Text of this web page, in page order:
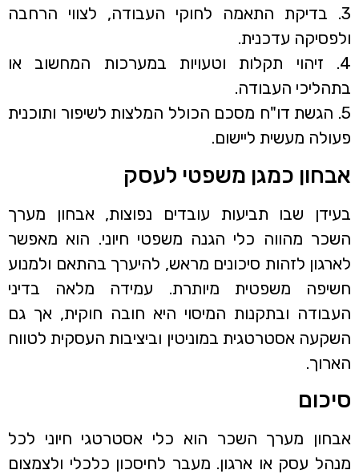
3. בדיקת התאמה לחוקי העבודה, לצווי הרחבה
ולפסיקה עדכנית.
4. זיהוי תקלות וטעויות במערכות המחשוב או
בתהליכי העבודה.
5. הגשת דו"ח מסכם הכולל המלצות לשיפור ותוכנית
פעולה מעשית ליישום.
אבחון כמגן משפטי לעסק
בעידן שבו תביעות עובדים נפוצות, אבחון מערך
השכר מהווה כלי הגנה משפטי חיוני. הוא מאפשר
לארגון לזהות סיכונים מראש, להיערך בהתאם ולמנוע
חשיפה משפטית מיותרת. עמידה מלאה בדיני
העבודה ובתקנות המיסוי היא חובה חוקית, אך גם
השקעה אסטרטגית במוניטין וביציבות העסקית לטווח
הארוך.
סיכום
אבחון מערך השכר הוא כלי אסטרטגי חיוני לכל
מנהל עסק או ארגון. מעבר לחיסכון כלכלי ולצמצום